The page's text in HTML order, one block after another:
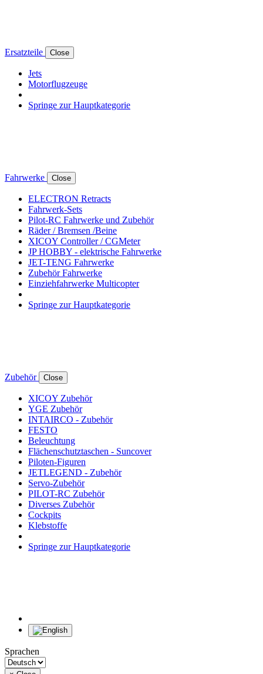
Ersatzteile Close
Jets
Motorflugzeuge
Springe zur Hauptkategorie
Fahrwerke Close
ELECTRON Retracts
Fahrwerk-Sets
Pilot-RC Fahrwerke und Zubehör
Räder / Bremsen /Beine
XICOY Controller / CGMeter
JP HOBBY - elektrische Fahrwerke
JET-TENG Fahrwerke
Zubehör Fahrwerke
Einziehfahrwerke Multicopter
Springe zur Hauptkategorie
Zubehör Close
XICOY Zubehör
YGE Zubehör
INTAIRCO - Zubehör
FESTO
Beleuchtung
Flächenschutztaschen - Suncover
Piloten-Figuren
JETLEGEND - Zubehör
Servo-Zubehör
PILOT-RC Zubehör
Diverses Zubehör
Cockpits
Klebstoffe
Springe zur Hauptkategorie
Sprachen